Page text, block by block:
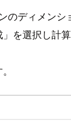
のディメン
」を選択し計